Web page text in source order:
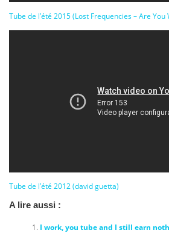
Tube de l’été 2015 (Lost Frequencies – Are You
Tube de l’été 2012 (david guetta)
A lire aussi :
I work, you tube and I still earn